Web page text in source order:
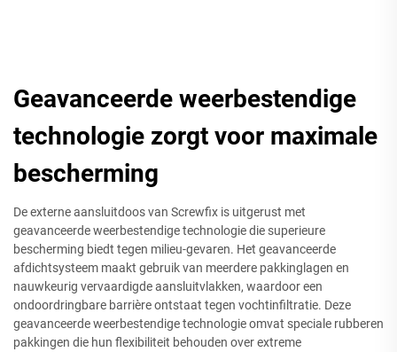
Geavanceerde weerbestendige
technologie zorgt voor maximale
bescherming
De externe aansluitdoos van Screwfix is uitgerust met
geavanceerde weerbestendige technologie die superieure
bescherming biedt tegen milieu-gevaren. Het geavanceerde
afdichtsysteem maakt gebruik van meerdere pakkinglagen en
nauwkeurig vervaardigde aansluitvlakken, waardoor een
ondoordringbare barrière ontstaat tegen vochtinfiltratie. Deze
geavanceerde weerbestendige technologie omvat speciale rubberen
pakkingen die hun flexibiliteit behouden over extreme